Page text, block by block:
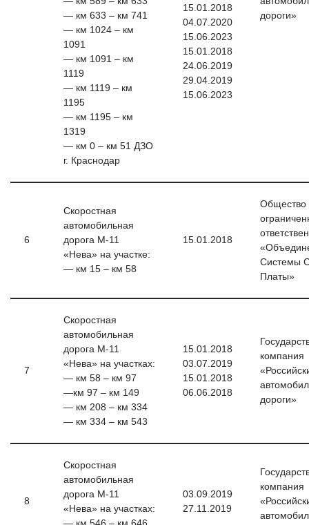
— км 633 – км 741
— км 1024 – км
1091
— км 1091 – км
1119
— км 1119 – км
1195
— км 1195 – км
1319
— км 0 – км 51 ДЗО
г. Краснодар
15.01.2018
04.07.2020
15.06.2023
15.01.2018
24.06.2019
29.04.2019
15.06.2023
дороги»
6
Скоростная
автомобильная
дорога М-11
«Нева» на участке:
— км 15 – км 58
15.01.2018
Общество
Системы
Платы»
7
Скоростная
автомобильная
дорога М-11
«Нева» на участках:
— км 58 – км 97
—км 97 – км 149
— км 208 – км 334
— км 334 – км 543
15.01.2018
03.07.2019
15.01.2018
06.06.2018
компания
дороги»
8
Скоростная
автомобильная
дорога М-11
«Нева» на участках:
03.09.2019
27.11.2019
компания